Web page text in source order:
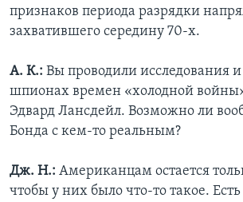
признаков периода разрядки
захватившего середину 70-х.
А. К.: Вы проводили исследования
шпионах времен «холодной
Эдвард Лансдейл. Возможно ли
Бонда с кем-то реальным?
Дж. Н.: Американцам остается
чтобы у них было что-то такое.